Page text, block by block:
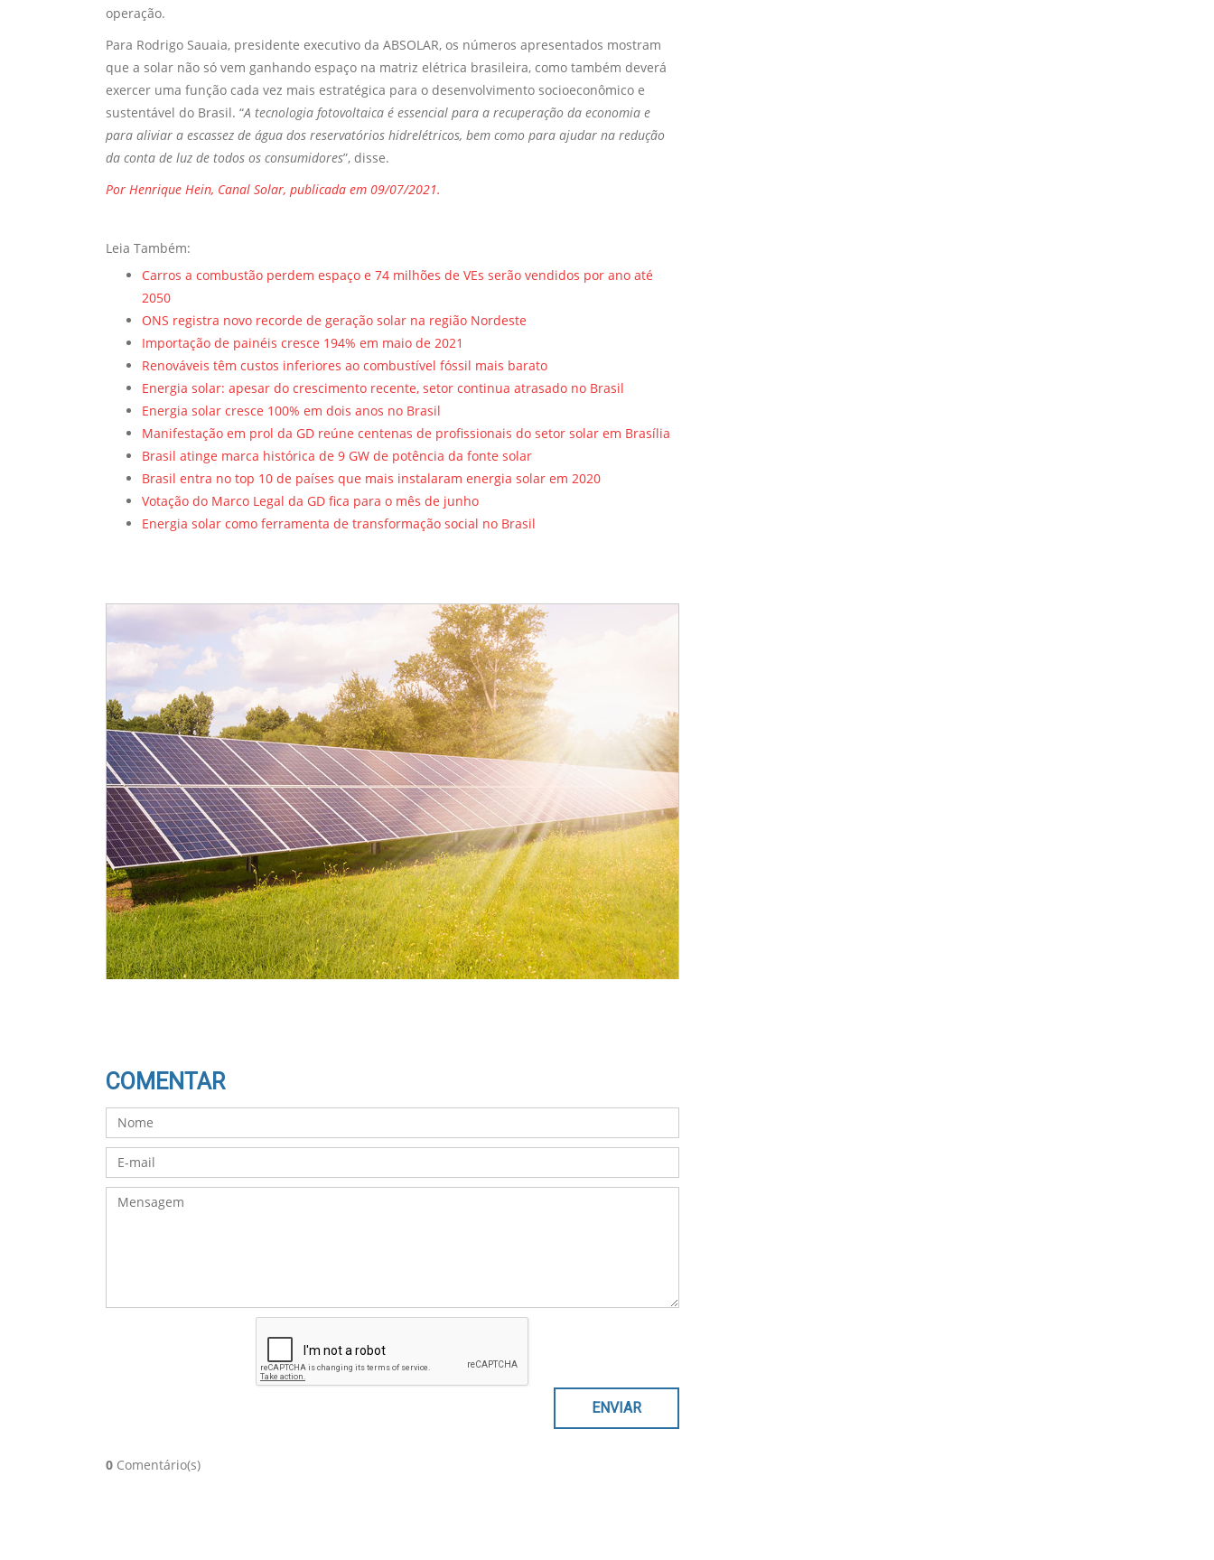
operação.
Para Rodrigo Sauaia, presidente executivo da ABSOLAR, os números apresentados mostram
que a solar não só vem ganhando espaço na matriz elétrica brasileira, como também deverá
exercer uma função cada vez mais estratégica para o desenvolvimento socioeconômico e
sustentável do Brasil. “A tecnologia fotovoltaica é essencial para a recuperação da economia e
para aliviar a escassez de água dos reservatórios hidrelétricos, bem como para ajudar na redução
da conta de luz de todos os consumidores”, disse.
Por Henrique Hein, Canal Solar, publicada em 09/07/2021.
Leia Também:
Carros a combustão perdem espaço e 74 milhões de VEs serão vendidos por ano até
2050
ONS registra novo recorde de geração solar na região Nordeste
Importação de painéis cresce 194% em maio de 2021
Renováveis têm custos inferiores ao combustível fóssil mais barato
Energia solar: apesar do crescimento recente, setor continua atrasado no Brasil
Energia solar cresce 100% em dois anos no Brasil
Manifestação em prol da GD reúne centenas de profissionais do setor solar em Brasília
Brasil atinge marca histórica de 9 GW de potência da fonte solar
Brasil entra no top 10 de países que mais instalaram energia solar em 2020
Votação do Marco Legal da GD fica para o mês de junho
Energia solar como ferramenta de transformação social no Brasil
COMENTAR
0 Comentário(s)